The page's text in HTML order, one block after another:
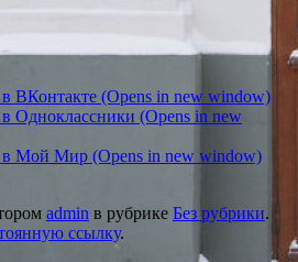
ВКонтакте (Opens in new window)
Одноклассники (Opens in new
в Мой Мир (Opens in new window)
admin в рубрике Без рубрики.
ссылку.